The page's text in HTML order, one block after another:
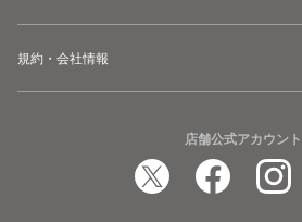
規約・会社情報
店舗公式アカウント